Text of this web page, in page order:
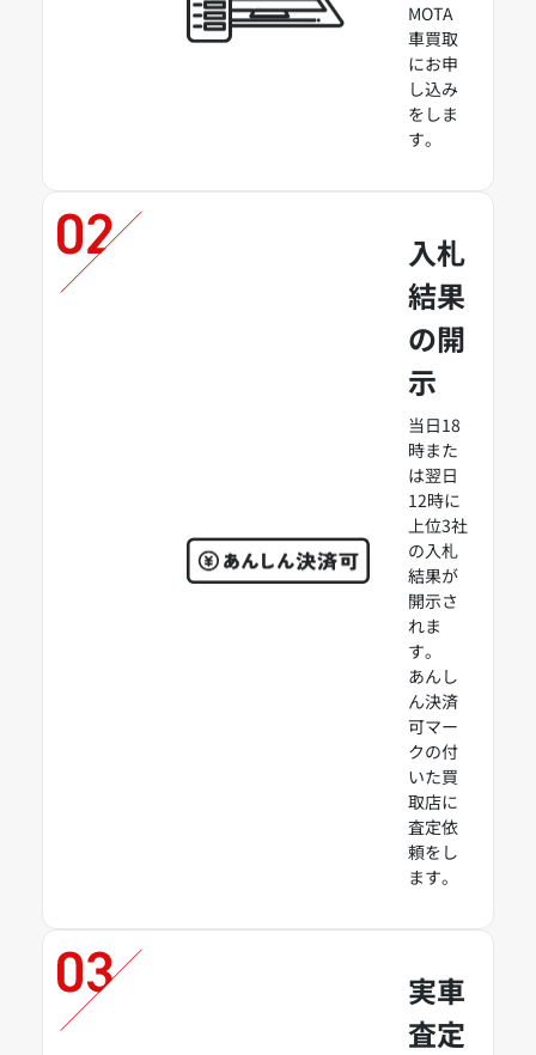
MOTA
車買取
にお申
し込み
をしま
す。
入札
結果
の開
示
当日18
時また
は翌日
12時に
上位3社
の入札
結果が
開示さ
れま
す。
あんし
ん決済
可マー
クの付
いた買
取店に
査定依
頼をし
ます。
実車
査定